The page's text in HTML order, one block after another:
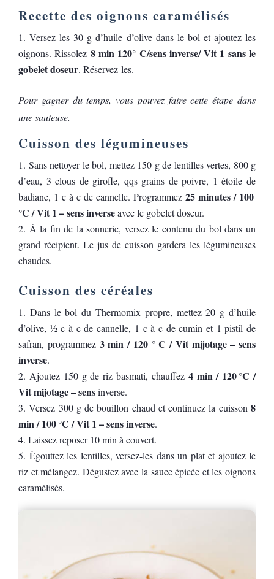
Recette des oignons caramélisés
Versez les 30 g d’huile d’olive dans le bol et ajoutez les
oignons. Rissolez 8 min 120° C/sens inverse/ Vit 1 sans le
gobelet doseur. Réservez-les.
Pour gagner du temps, vous pouvez faire cette étape dans
une sauteuse.
Cuisson des légumineuses
Sans nettoyer le bol, mettez 150 g de lentilles vertes, 800 g
d’eau, 3 clous de girofle, qqs grains de poivre, 1 étoile de
badiane, 1 c à c de cannelle. Programmez 25 minutes / 100
°C / Vit 1 – sens inverseavec le gobelet doseur.
À la fin de la sonnerie, versez le contenu du bol dans un
grand récipient. Le jus de cuisson gardera les légumineuses
chaudes.
Cuisson des céréales
Dans le bol du Thermomix propre, mettez 20 g d’huile
d’olive, ½ c à c de cannelle, 1 c à c de cumin et 1 pistil de
safran, programmez 3 min / 120 ° C / Vit mijotage – sens
inverse.
Ajoutez 150 g de riz basmati, chauffez 4 min / 120 °C /
Vit mijotage – sensinverse.
Versez 300 g de bouillon chaud et continuez la cuisson8
min / 100 °C / Vit 1 – sens inverse.
Laissez reposer 10 min à couvert.
Égouttez les lentilles, versez-les dans un plat et ajoutez le
riz et mélangez. Dégustez avec la sauce épicée et les oignons
caramélisés.